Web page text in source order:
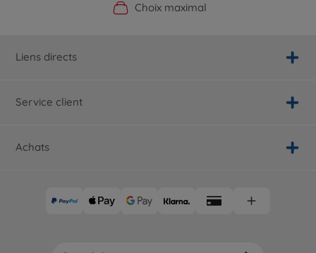
Boutique officielle du fabricant
Choix maximal
Service personnalisé
Livraison rapide
Liens directs
Service client
Achats